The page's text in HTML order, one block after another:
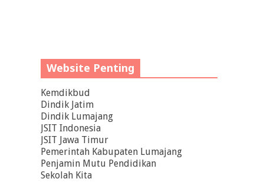
Website Penting
Kemdikbud
Dindik Jatim
Dindik Lumajang
JSIT Indonesia
JSIT Jawa Timur
Pemerintah Kabupaten Lumajang
Penjamin Mutu Pendidikan
Sekolah Kita